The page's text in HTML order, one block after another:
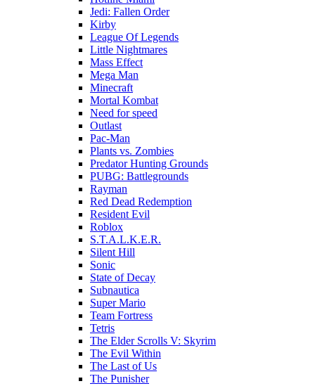
Jedi: Fallen Order
Kirby
League Of Legends
Little Nightmares
Mass Effect
Mega Man
Minecraft
Mortal Kombat
Need for speed
Outlast
Pac-Man
Plants vs. Zombies
Predator Hunting Grounds
PUBG: Battlegrounds
Rayman
Red Dead Redemption
Resident Evil
Roblox
S.T.A.L.K.E.R.
Silent Hill
Sonic
State of Decay
Subnautica
Super Mario
Team Fortress
Tetris
The Elder Scrolls V: Skyrim
The Evil Within
The Last of Us
The Punisher